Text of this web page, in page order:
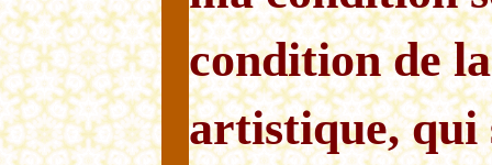
condition de
artistique, qui